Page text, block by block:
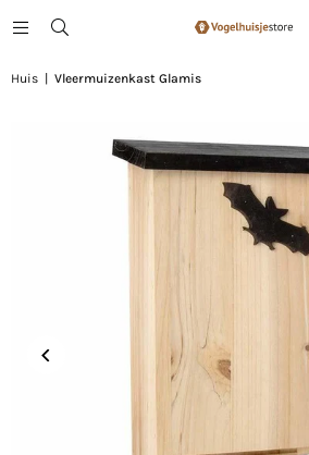
Huis Vleermuizenkast Glamis